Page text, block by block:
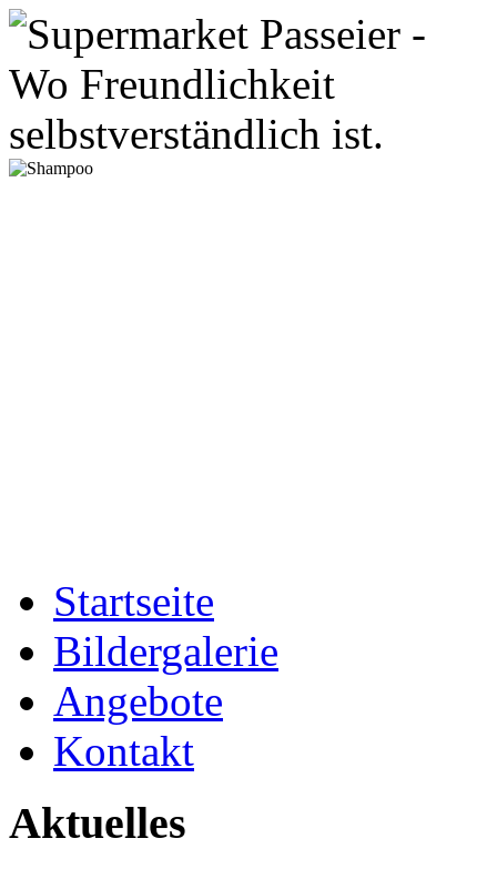
Startseite
Bildergalerie
Angebote
Kontakt
Aktuelles